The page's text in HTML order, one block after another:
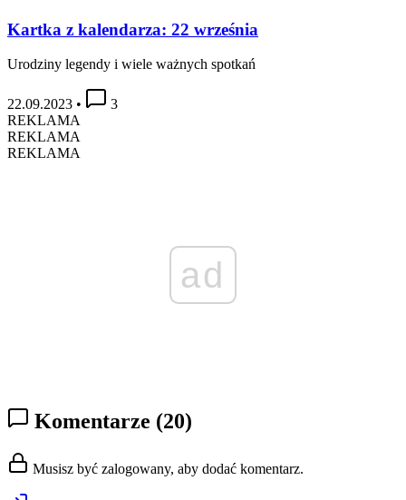
Kartka z kalendarza: 22 września
Urodziny legendy i wiele ważnych spotkań
22.09.2023 •
3
REKLAMA
REKLAMA
REKLAMA
ad
Komentarze (20)
Musisz być zalogowany, aby dodać komentarz.